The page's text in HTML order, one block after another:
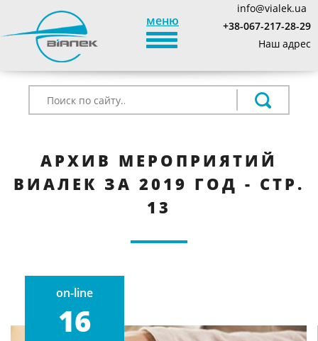
меню
TOGGLE_NAVIGATION
info@vialek.ua
+38-067-217-28-29
Наш адрес
АРХИВ МЕРОПРИЯТИЙ
ВИАЛЕК ЗА 2019 ГОД - СТР.
13
on-line
16